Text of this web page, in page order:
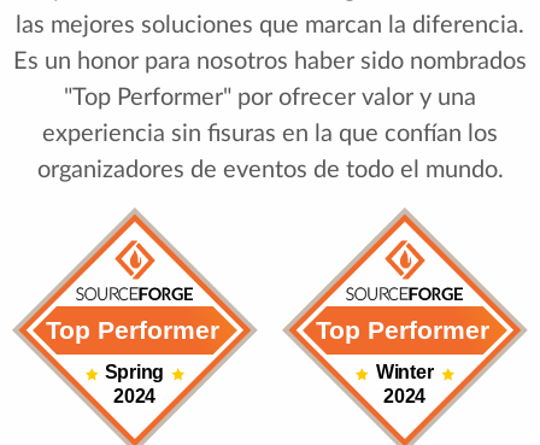
las mejores soluciones que marcan la diferencia.
Es un honor para nosotros haber sido nombrados
"Top Performer" por ofrecer valor y una
experiencia sin fisuras en la que confían los
organizadores de eventos de todo el mundo.